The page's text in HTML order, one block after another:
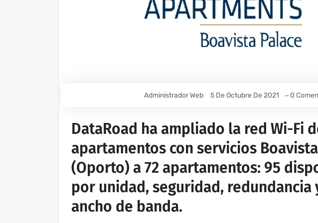
Administrador Web 5 De Octubre De 2021 0
DataRoad ha ampliado la red Wi-Fi
apartamentos con servicios
(Oporto) a 72 apartamentos: 95
por unidad, seguridad, redundancia
ancho de banda.